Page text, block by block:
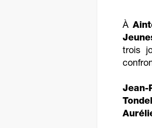
À
trois
Jean-